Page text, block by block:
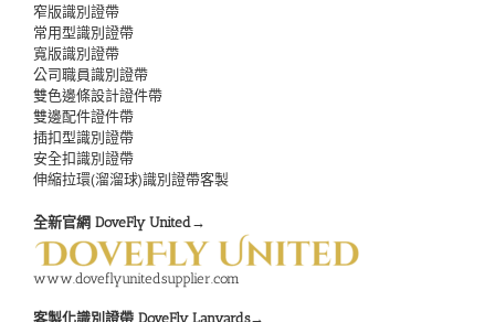
窄版識別證帶
常用型識別證帶
寬版識別證帶
公司職員識別證帶
雙色邊條設計證件帶
雙邊配件證件帶
插扣型識別證帶
安全扣識別證帶
伸縮拉環(溜溜球)識別證帶客製
全新官網 DoveFly United→
www.doveflyunitedsupplier.com
客製化識別證帶 DoveFly Lanyards→